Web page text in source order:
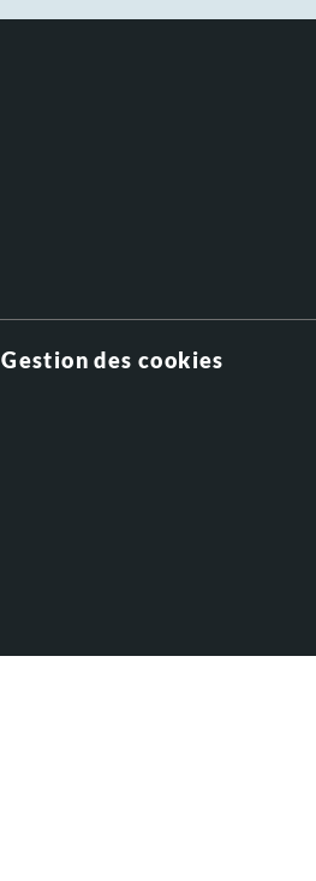
Gestion des cookies